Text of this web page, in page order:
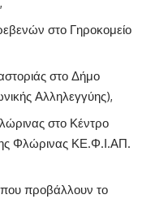
στο Γηροκομείο
στο Δήμο
Αλληλεγγύης),
στο Κέντρο
Φλώρινας ΚΕ.Φ.Ι.ΑΠ.
που προβάλλουν το